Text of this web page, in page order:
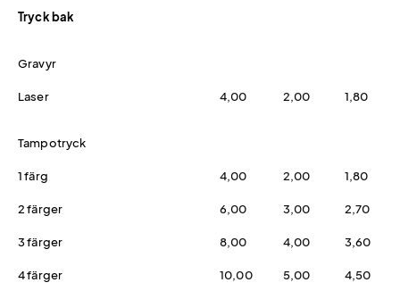
Tryck bak
Gravyr
Laser 4,00 2,00 1,80
Tampotryck
1 färg 4,00 2,00 1,80
2 färger 6,00 3,00 2,70
3 färger 8,00 4,00 3,60
4 färger 10,00 5,00 4,50